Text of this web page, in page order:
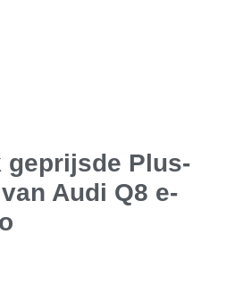
Plus-
Audi Q8 e-